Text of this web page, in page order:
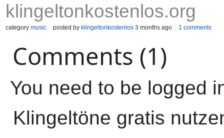
klingeltonkostenlos.org
category music posted by klingeltonkostenlos 3 months ago 1 comments
Comments (1)
You need to be logged
Klingeltöne gratis